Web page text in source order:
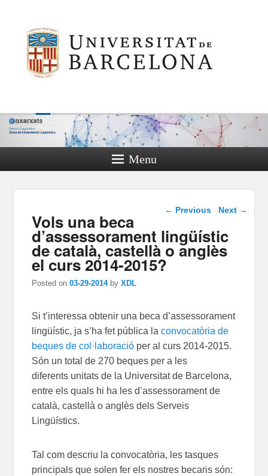
Menu
Post navigation
← Previous Next →
Vols una beca
d’assessorament lingüístic
de català, castellà o anglès
el curs 2014-2015?
Posted on03-29-2014 byXDL
Si t’interessa obtenir una beca d’assessorament
lingüístic, ja s’ha fet pública laconvocatòria de
beques de col·laboració per al curs 2014-2015.
Són un total de 270 beques per a les
diferents unitats de la Universitat de Barcelona,
entre els quals hi ha les d’assessorament de
català, castellà o anglès dels Serveis
Lingüístics.
Tal com descriu la convocatòria, les tasques
principals que solen fer els nostres becaris són: